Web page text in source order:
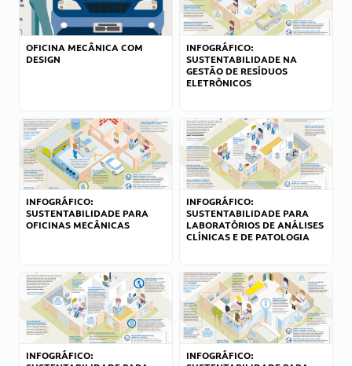
OFICINA MECÂNICA COM
DESIGN
INFOGRÁFICO:
SUSTENTABILIDADE NA
GESTÃO DE RESÍDUOS
ELETRÔNICOS
INFOGRÁFICO:
SUSTENTABILIDADE PARA
OFICINAS MECÂNICAS
INFOGRÁFICO:
SUSTENTABILIDADE PARA
LABORATÓRIOS DE ANÁLISES
CLÍNICAS E DE PATOLOGIA
INFOGRÁFICO:
INFOGRÁFICO: